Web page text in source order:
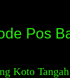
Pos
Koto